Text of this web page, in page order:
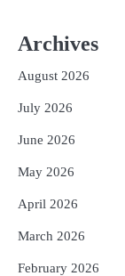
5
Archives
August 2026
July 2026
June 2026
May 2026
April 2026
March 2026
February 2026